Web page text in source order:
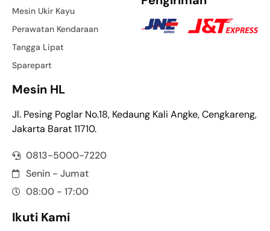
Mesin Ukir Kayu
Perawatan Kendaraan
Tangga Lipat
Sparepart
Mesin HL
Jl. Pesing Poglar No.18, Kedaung Kali Angke, Cengkareng,
Jakarta Barat 11710.
0813-5000-7220
Senin - Jumat
08:00 - 17:00
Ikuti Kami